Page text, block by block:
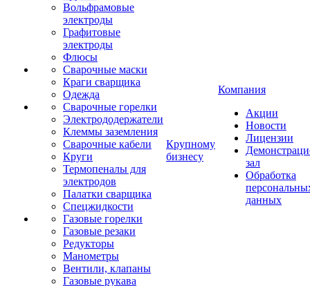
Вольфрамовые
электроды
Графитовые
электроды
Флюсы
Сварочные маски
Краги сварщика
Одежда
Сварочные горелки
Электрододержатели
Клеммы заземления
Сварочные кабели
Круги
Термопеналы для
электродов
Палатки сварщика
Спецжидкости
Газовые горелки
Газовые резаки
Редукторы
Манометры
Вентили, клапаны
Газовые рукава
Крупному
бизнесу
Компания
Акции
Новости
Лицензии
зал
Обработка
данных